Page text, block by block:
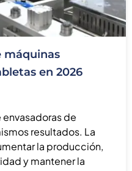
máquinas
en 2026
de
resultados. La
la producción,
y mantener la